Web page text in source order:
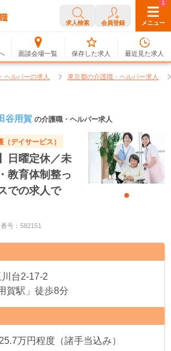
求人検索 会員登録 メニュー
面談会場一覧
0
保存した求人
1
最近見た求人
ヘルパーの求人 東京都の介護職・ヘルパー求人
谷用賀 の介護職・ヘルパー求人
（デイサービス）
日曜定休／未
教育体制整っ
での求人で
号：582151
台2-17-2
賀駅」徒歩8分
万円程度（諸手当込み）